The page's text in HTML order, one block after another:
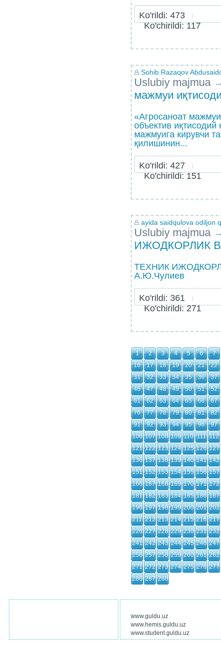
Ko'rildi: 473
Ko'chirildi: 117
Sohib Razaqov
Uslubiy majmua
мажмуи
«Агросаноат
объектив иқтисодий
мажмуига кирувчи
қилишинин...
Ko'rildi: 427
Ko'chirildi: 151
ayida saidqulova odiljon
Uslubiy majmua
ИЖОДКОРЛИК
ТЕХНИК
А.Ю.Чулиев
Ko'rildi: 361
Ko'chirildi: 271
1 2 3 4 5 6
7
16
17 18 19 20 21
22
31
32 33 34 35 36
37
46
47 48 49 50 51
52
61
62 63 64 65 66
67
76
77 78 79 80 81
82
91
92 93 94 95 96
97
106 107 108 109 110 111 112
121 122 123 124 125 126 127
136 137 138 139 140 141 142
151 152 153 154 155 156 157
166 167 168 169 170 171 172
181 182 183 184 185 186 187
196 197 198 199 200 201 202
211 212 213 214 215 216 217
226 227 228 229 230 231 232
241 242 243 244 245 246 247
256 257 258 259 260 261 262
271 272 273 274 275 276 277
286 287 288
www.guldu.uz
www.hemis.guldu.uz
www.student.guldu.uz